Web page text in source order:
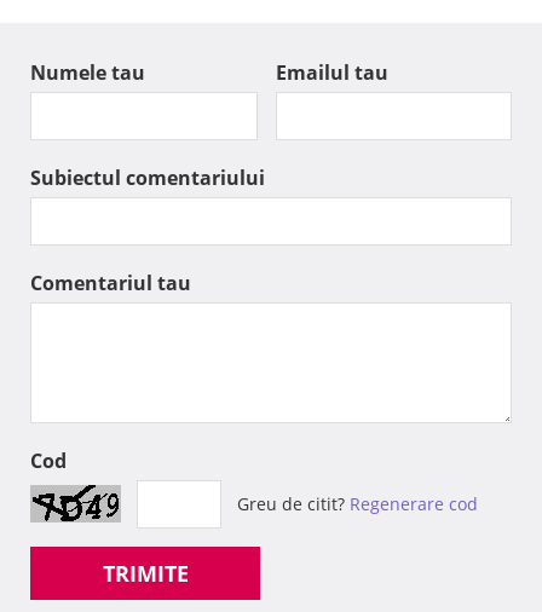
Numele tau Emailul tau
Subiectul comentariului
Comentariul tau
Cod
Greu de citit? Regenerare cod
TRIMITE